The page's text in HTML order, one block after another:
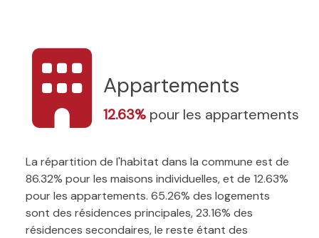
Appartements
12.63% pour les appartements
La répartition de l'habitat dans la commune est de
86.32% pour les maisons individuelles, et de 12.63%
pour les appartements. 65.26% des logements
sont des résidences principales, 23.16% des
résidences secondaires, le reste étant des